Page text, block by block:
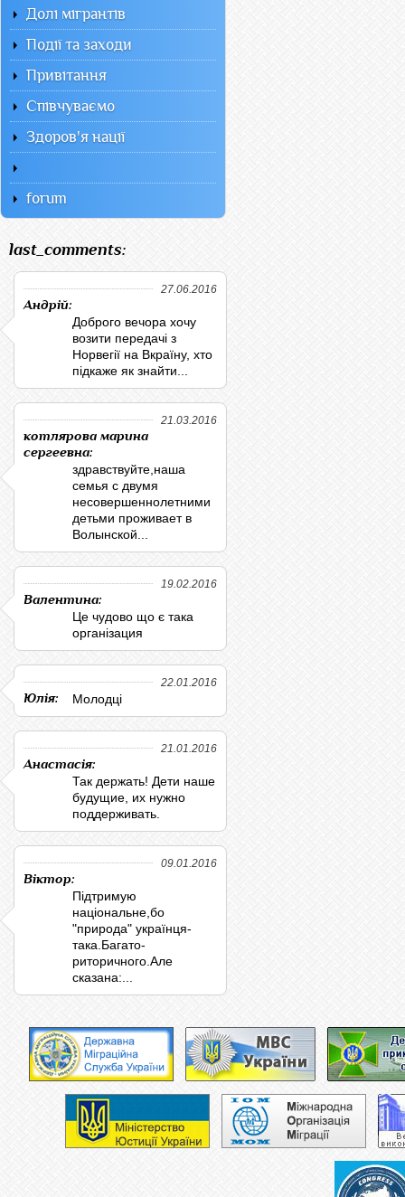
Долі мігрантів
Події та заходи
Привітання
Співчуваємо
Здоров'я нації
forum
last_comments:
27.06.2016
Андрій:
Доброго вечора хочу
возити передачі з
Норвегії на Вкраїну, хто
підкаже як знайти...
21.03.2016
котлярова марина
сергеевна:
здравствуйте,наша
семья с двумя
несовершеннолетними
детьми проживает в
Волынской...
19.02.2016
Валентина:
Це чудово що є така
організация
22.01.2016
Юлія: Молодці
21.01.2016
Анастасія:
Так держать! Дети наше
будущие, их нужно
поддерживать.
09.01.2016
Віктор:
Підтримую
національне,бо
"природа" українця-
така.Багато-
риторичного.Але
сказана:...